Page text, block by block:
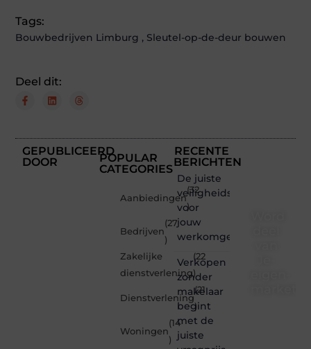
Tags:
Bouwbedrijven Limburg , Sleutel-op-de-deur bouwen
Deel dit:
GEPUBLICEERD
DOOR
POPULAR
CATEGORIES
Aanbiedingen
(32
)
Bedrijven
(27
)
Zakelijke
dienstverlening
(22
)
Dienstverlening
(21
)
Woningen
(14
)
RECENTE
BERICHTEN
De juiste
veiligheidsschoenen
voor
jouw
werkomgeving
Verkopen
zonder
makelaar
begint
met de
juiste